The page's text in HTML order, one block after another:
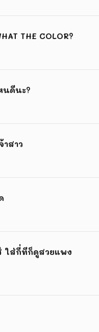
THE COLOR?
นดีนะ?
สาว
ใส่กี่ทีก็ดูสวยแพง